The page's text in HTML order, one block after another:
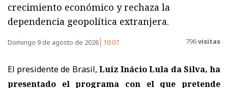
crecimiento económico y rechaza la
dependencia geopolítica extranjera.
Domingo 9 de agosto de 2026 10:07 796visitas
El presidente de Brasil, Luiz Inácio Lula da Silva, ha
presentado el programa con el que pretende